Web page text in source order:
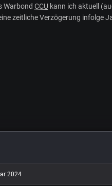
Warbond CCUkann ich aktuell
zeitliche Verzögerung infolge
2024